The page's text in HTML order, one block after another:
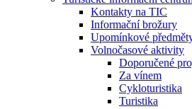
Kontakty na TIC
Informační brožury
Upomínkové
Volnočasové aktivity
Doporučené
Za vínem
Cykloturistika
Turistika